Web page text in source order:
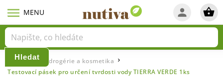
Hledat
Domů / Eko drogérie a kosmetika /
Testovací pásek pro určení tvrdosti vody TIERRA VERDE 1ks